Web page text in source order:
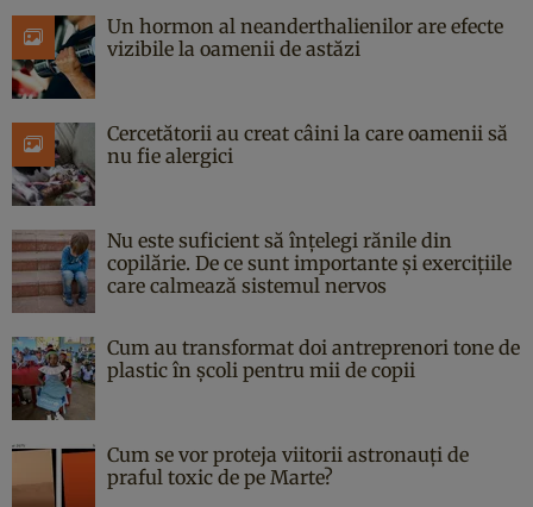
Un hormon al neanderthalienilor are efecte
vizibile la oamenii de astăzi
Cercetătorii au creat câini la care oamenii să
nu fie alergici
Nu este suficient să înțelegi rănile din
copilărie. De ce sunt importante și exercițiile
care calmează sistemul nervos
Cum au transformat doi antreprenori tone de
plastic în școli pentru mii de copii
Cum se vor proteja viitorii astronauți de
praful toxic de pe Marte?